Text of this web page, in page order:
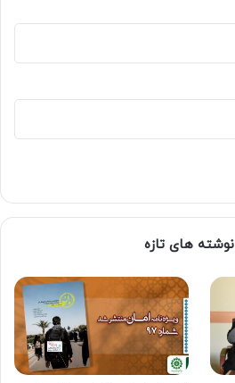
نوشته های تازه